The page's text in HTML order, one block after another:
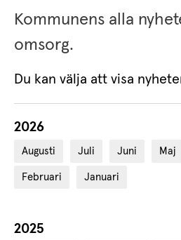
Kommunens alla
omsorg.
Du kan välja att visa
2026
Augusti Juli Juni Maj
Februari Januari
2025